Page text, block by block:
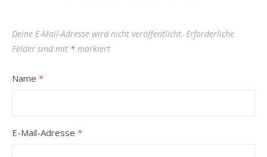
Deine E-Mail-Adresse wird nicht veröffentlicht. Erforderliche
Felder sind mit * markiert
Name *
E-Mail-Adresse *